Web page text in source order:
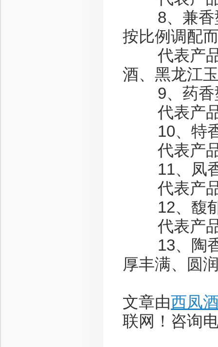
8、兼香型
按比例调配
代表产品
酒、黑龙江
9、药香
代表产品
10、特香
代表产品
11、凤香
代表产品
12、馥郁
代表产品
13、陶香
厚丰满、圆
文章由西凤
联网！咨询